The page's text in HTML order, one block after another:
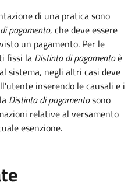
di una pratica sono
pagamento, che deve essere
un pagamento. Per le
fissi la Distinta di pagamentoè
sistema, negli altri casi deve
inserendo le causali e i
Distinta di pagamentosono
relative al versamento
esenzione.